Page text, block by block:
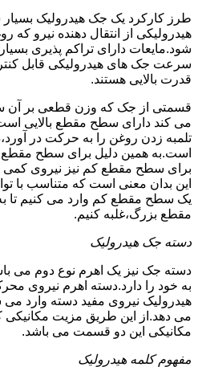
طرز کارکرد یک جک هیدرولیک
هیدرولیکی از انتقال دهنده نیرو
شود.مایعات دارای تراکم پذیری
سرعت جک های هیدرولیکی قابل
قدرت بالایی هستند.
قسمتی از جک که وزن قطعی بر آن
می کند دارای سطح مقطع بالایی
تلمبه زدن روغن را به حرکت در
است.به همین دلیل برای سطح مقطع
برای سطح مقطع کم نیز نیروی کمی
این بدان معنی است که متناسب با
یک سطح مقطع کم وارد می کنیم تا
مقطع بزرگ،غلبه کنیم.
دسته جک هیدرولیک
دسته جک نیز یک اهرم نوع دوم می
به خود را دارد.دسته اهرم نیروی
هیدرولیک نیروی مفید دسته وارد
می دهد.از این طریق مزیت مکانیکی
مکانیکی این دو قسمت می باشد.
مفهوم کلمه هیدرولیک